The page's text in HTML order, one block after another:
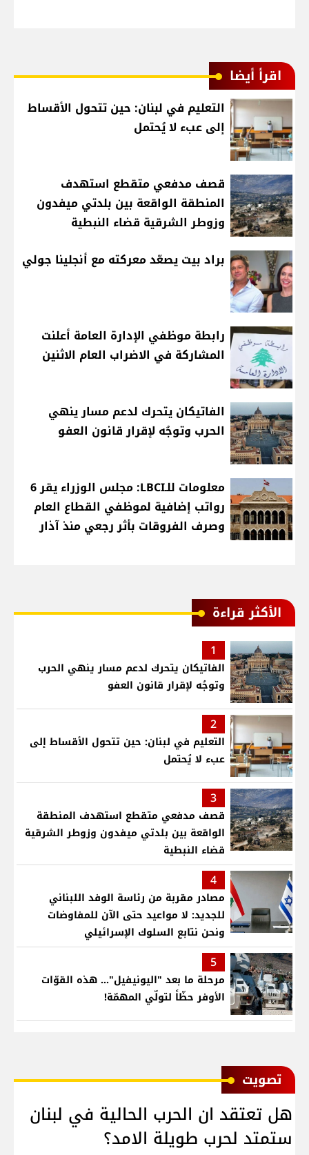
اقرأ أيضا
التعليم في لبنان: حين تتحول الأقساط
إلى عبء لا يُحتمل
قصف مدفعي متقطع استهدف
المنطقة الواقعة بين بلدتي ميفدون
وزوطر الشرقية قضاء النبطية
براد بيت يصعّد معركته مع أنجلينا جولي
رابطة موظفي الإدارة العامة أعلنت
المشاركة في الاضراب العام الاثنين
الفاتيكان يتحرك لدعم مسار ينهي
الحرب وتوجُه لإقرار قانون العفو
معلومات للـLBCI: مجلس الوزراء يقر 6
رواتب إضافية لموظفي القطاع العام
وصرف الفروقات بأثر رجعي منذ آذار
الأكثر قراءة
1
الفاتيكان يتحرك لدعم مسار ينهي الحرب
وتوجُه لإقرار قانون العفو
2
التعليم في لبنان: حين تتحول الأقساط إلى
عبء لا يُحتمل
3
قصف مدفعي متقطع استهدف المنطقة
الواقعة بين بلدتي ميفدون وزوطر الشرقية
قضاء النبطية
4
مصادر مقربة من رئاسة الوفد اللبناني
للجديد: لا مواعيد حتى الآن للمفاوضات
ونحن نتابع السلوك الإسرائيلي
5
مرحلة ما بعد "اليونيفيل"... هذه القوّات
الأوفر حظّاً لتولّي المهمّة!
ﺗﺼﻮﻳﺖ
هل تعتقد ان الحرب الحالية في لبنان
ستمتد لحرب طويلة الامد؟